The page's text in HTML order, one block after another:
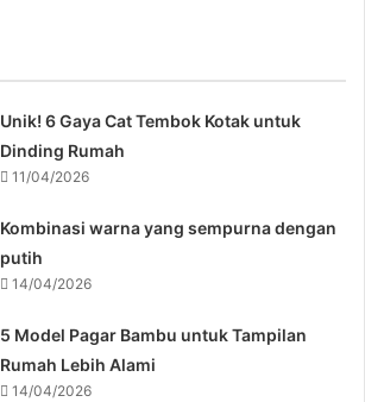
Unik! 6 Gaya Cat Tembok Kotak untuk
Dinding Rumah
11/04/2026
Kombinasi warna yang sempurna dengan
putih
14/04/2026
5 Model Pagar Bambu untuk Tampilan
Rumah Lebih Alami
14/04/2026